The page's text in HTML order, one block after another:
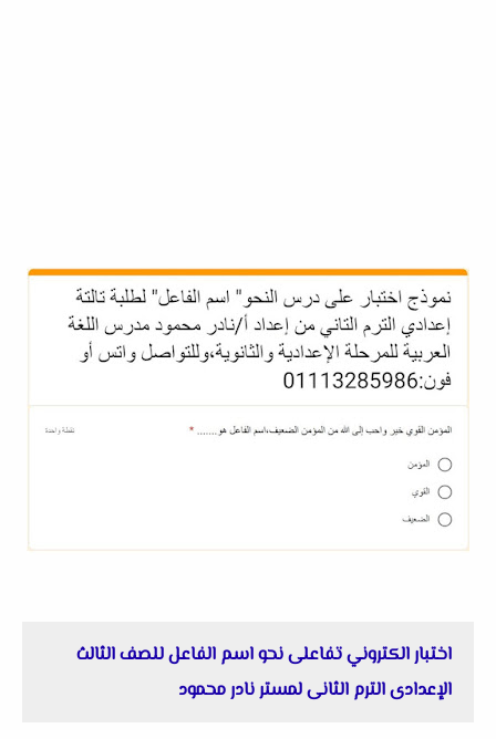
اختبار الكتروني تفاعلى نحو اسم الفاعل للصف الثالث
الإعدادى الترم الثانى لمستر نادر محمود